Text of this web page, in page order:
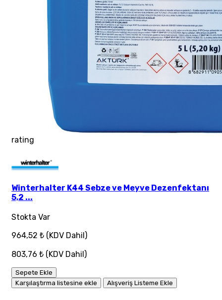
rating
Winterhalter K44 Sebze ve Meyve Dezenfektanı
5,2 ...
Stokta Var
964,52 ₺ (KDV Dahil)
803,76 ₺ (KDV Dahil)
Sepete Ekle
Karşılaştırma listesine ekle
Alışveriş Listeme Ekle